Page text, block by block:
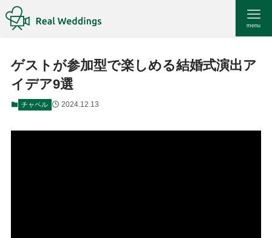
menu
ゲストが参加型で楽しめる結婚式演出ア
イデア9選
チャペル 2024.12.13